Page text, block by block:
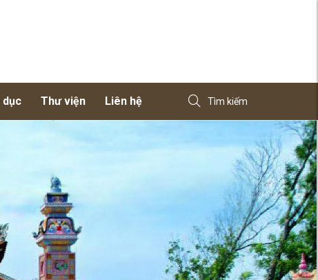
dục Thư viện Liên hệ Tìm kiếm